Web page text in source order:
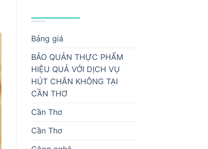
Bảng giá
BẢO QUẢN THỰC PHẨM
HIỆU QUẢ VỚI DỊCH VỤ
HÚT CHÂN KHÔNG TẠI
CẦN THƠ
Cần Thơ
Cần Thơ